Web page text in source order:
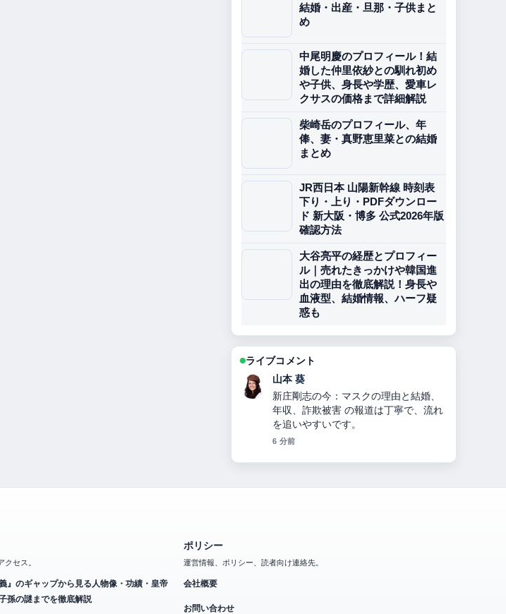
結婚・出産・旦那・子供まと
め
中尾明慶のプロフィール！結
婚した仲里依紗との馴れ初め
や子供、身長や学歴、愛車レ
クサスの価格まで詳細解説
柴崎岳のプロフィール、年
俸、妻・真野恵里菜との結婚
まとめ
JR西日本 山陽新幹線 時刻表
下り・上り・PDFダウンロー
ド 新大阪・博多 公式2026年版
確認方法
大谷亮平の経歴とプロフィー
ル｜売れたきっかけや韓国進
出の理由を徹底解説！身長や
血液型、結婚情報、ハーフ疑
惑も
ライブコメント
加藤 海斗
指原莉乃プロデュース「イコールラブ
（＝LOVE）」10人組声優アイドルの
メンバー・人気理由を徹底解説 周辺の
検証がしっかりしていて安心感があり
クセス。
』のギャップから見る人物像・功績・皇帝
ポリシー
運営情報、ポリシー、読者向け連絡先。
会社概要